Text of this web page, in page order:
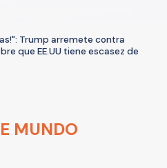
Trump arremete contra
que EE.UU tiene escasez de
MUNDO